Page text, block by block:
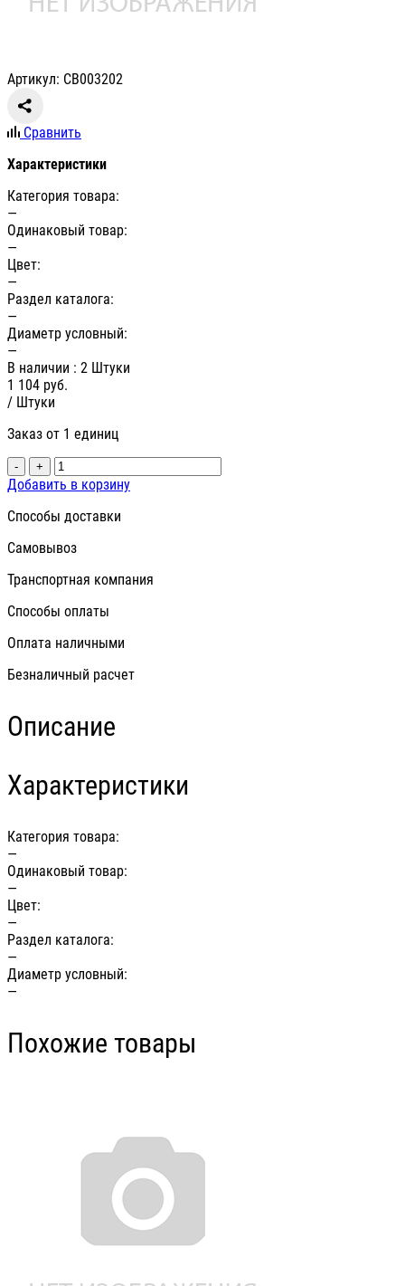
Артикул: СВ003202
Сравнить
Характеристики
Категория товара:
—
Одинаковый товар:
—
Цвет:
—
Раздел каталога:
—
Диаметр условный:
—
В наличии : 2 Штуки
1 104 руб.
/ Штуки
Заказ от 1 единиц
- +
Добавить в корзину
Способы доставки
Самовывоз
Транспортная компания
Способы оплаты
Оплата наличными
Безналичный расчет
Описание
Характеристики
Категория товара:
—
Одинаковый товар:
—
Цвет:
—
Раздел каталога:
—
Диаметр условный:
—
Похожие товары